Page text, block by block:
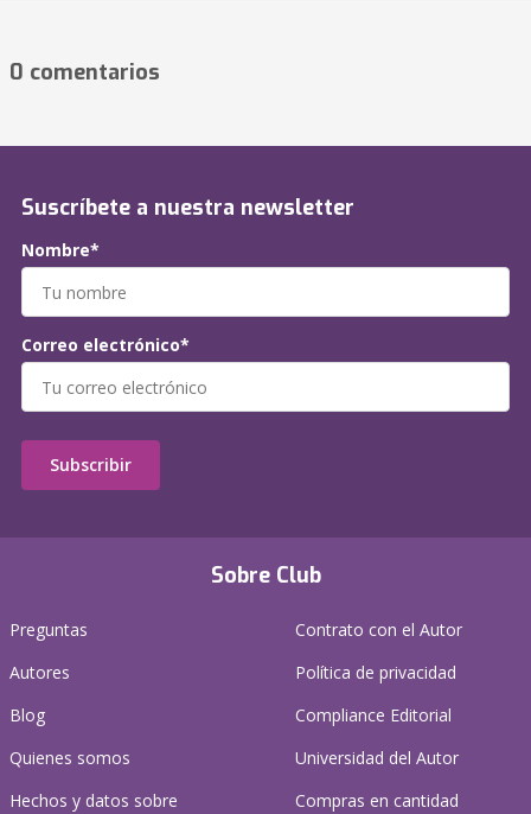
0 comentarios
Sobre Club
Preguntas
Autores
Blog
Quienes somos
Hechos y datos sobre
Contrato con el Autor
Política de privacidad
Compliance Editorial
Universidad del Autor
Compras en cantidad
Suscríbete a nuestra newsletter
Nombre*
Correo electrónico*
Subscribir